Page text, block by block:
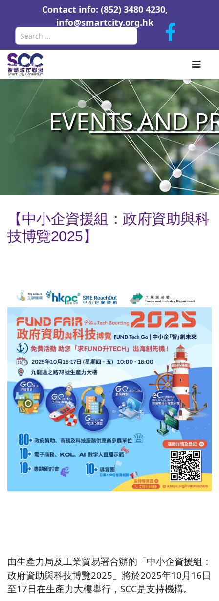
Contact info: (852) 3480 4230,
info@smartcity.org.hk
EVENTS AND
【中小企資援組：政府資助與科
技博覽2025】
由生產力局及工業貿易署合辦的「中小企資援組：
政府資助與科技博覽2025」將於2025年10月16日
至17日在生產力大樓舉行，SCC是支持機構。